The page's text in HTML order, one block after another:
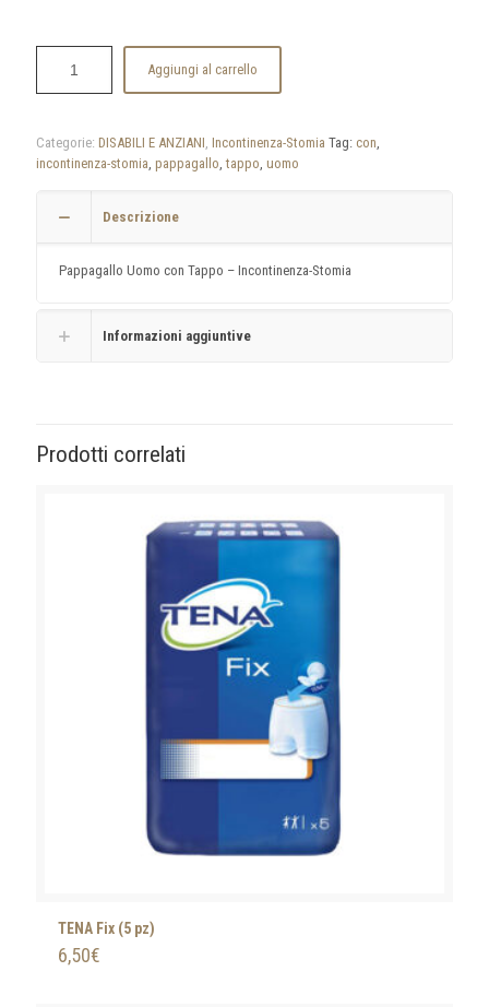
Aggiungi al carrello
Categorie: DISABILI E ANZIANI, Incontinenza-Stomia Tag: con,
incontinenza-stomia, pappagallo,tappo, uomo
Descrizione
Pappagallo Uomo con Tappo – Incontinenza-Stomia
Informazioni aggiuntive
Prodotti correlati
TENA Fix (5 pz)
6,50€